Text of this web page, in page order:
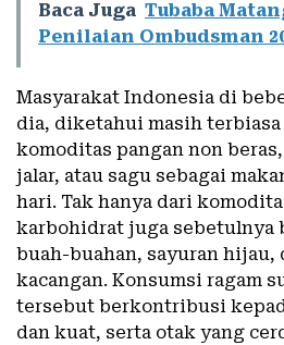
Baca Juga Tubaba
Penilaian Ombudsman
Masyarakat Indonesia di
dia, diketahui masih terbiasa
komoditas pangan non
jalar, atau sagu sebagai
hari. Tak hanya dari
karbohidrat juga sebetulnya
buah-buahan, sayuran hijau,
kacangan. Konsumsi ragam
tersebut berkontribusi
dan kuat, serta otak yang